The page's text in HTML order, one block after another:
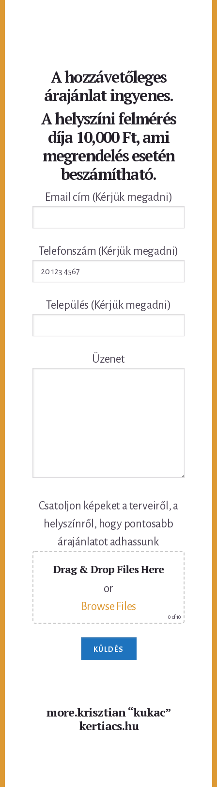
A hozzávetőleges
árajánlat ingyenes.
A helyszíni felmérés
díja 10,000 Ft, ami
megrendelés esetén
beszámítható.
Email cím (Kérjük megadni)
Telefonszám (Kérjük megadni)
Település (Kérjük megadni)
Üzenet
Csatoljon képeket a terveiről, a
helyszínről, hogy pontosabb
árajánlatot adhassunk
Drag & Drop Files Here
or
Browse Files
0 of 10
more.krisztian “kukac”
kertiacs.hu